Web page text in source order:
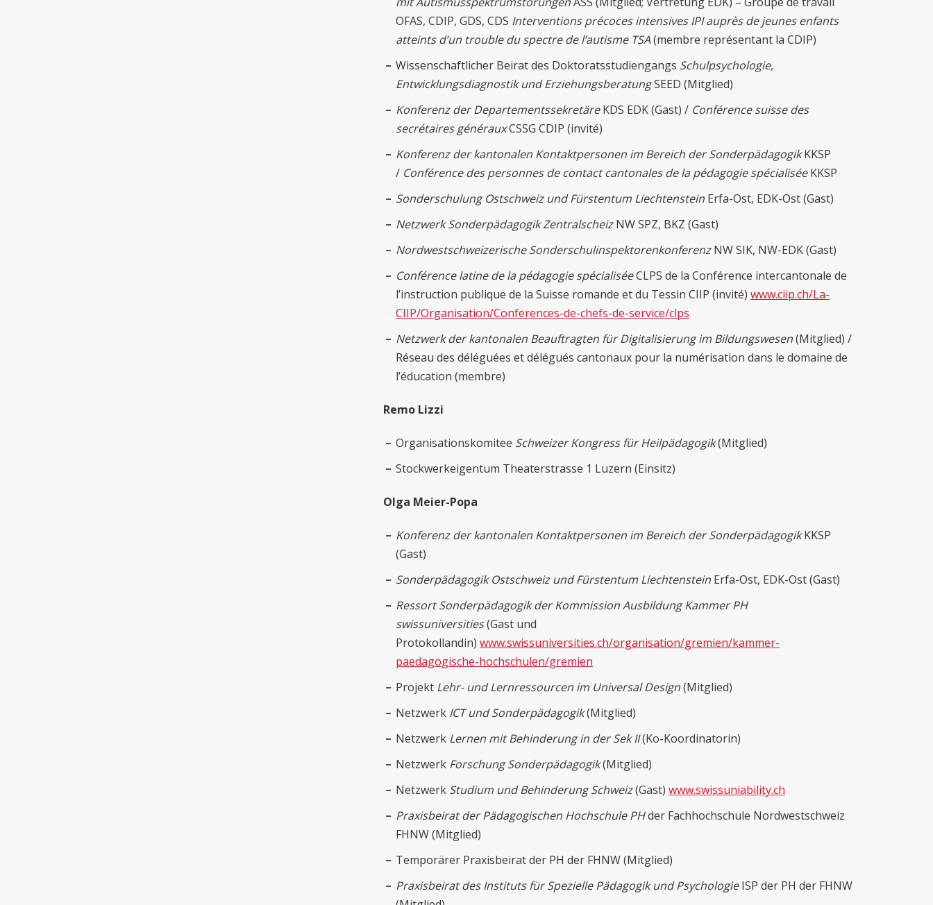
OFAS, CDIP, GDS, CDS Interventions précoces intensives IPI auprès de jeunes enfants
atteints d’un trouble du spectre de l’autisme TSA(membre représentant la CDIP)
Wissenschaftlicher Beirat des Doktoratsstudiengangs Schulpsychologie,
Entwicklungsdiagnostik und ErziehungsberatungSEED (Mitglied)
Konferenz der DepartementssekretäreKDS EDK (Gast) / Conférence suisse des
secrétaires générauxCSSG CDIP (invité)
Konferenz der kantonalen Kontaktpersonen im Bereich der SonderpädagogikKKSP
/ Conférence des personnes de contact cantonales de la pédagogie spécialiséeKKSP
Sonderschulung Ostschweiz und Fürstentum Liechtenstein Erfa-Ost, EDK-Ost (Gast)
Netzwerk Sonderpädagogik ZentralscheizNW SPZ, BKZ (Gast)
Nordwestschweizerische SonderschulinspektorenkonferenzNW SIK, NW-EDK (Gast)
Conférence latine de la pédagogie spécialiséeCLPS de la Conférence intercantonale de
l’instruction publique de la Suisse romande et du Tessin CIIP (invité) www.ciip.ch/La-
CIIP/Organisation/Conferences-de-chefs-de-service/clps
Netzwerk der kantonalen Beauftragten für Digitalisierung im Bildungswesen(Mitglied) /
Réseau des déléguées et délégués cantonaux pour la numérisation dans le domaine de
l’éducation (membre)
Remo Lizzi
Organisationskomitee Schweizer Kongress für Heilpädagogik(Mitglied)
Stockwerkeigentum Theaterstrasse 1 Luzern (Einsitz)
Olga Meier-Popa
Konferenz der kantonalen Kontaktpersonen im Bereich der SonderpädagogikKKSP
(Gast)
Sonderpädagogik Ostschweiz und Fürstentum Liechtenstein Erfa-Ost, EDK-Ost (Gast)
Ressort Sonderpädagogik der Kommission Ausbildung Kammer PH
swissuniversities(Gast und
Protokollandin) www.swissuniversities.ch/organisation/gremien/kammer-
paedagogische-hochschulen/gremien
Projekt Lehr- und Lernressourcen im Universal Design(Mitglied)
Netzwerk ICT und Sonderpädagogik(Mitglied)
Netzwerk Lernen mit Behinderung in der Sek II(Ko-Koordinatorin)
Netzwerk Forschung Sonderpädagogik(Mitglied)
Netzwerk Studium und Behinderung Schweiz(Gast) www.swissuniability.ch
Praxisbeirat der Pädagogischen Hochschule PHder Fachhochschule Nordwestschweiz
FHNW (Mitglied)
Temporärer Praxisbeirat der PH der FHNW (Mitglied)
Praxisbeirat des Instituts für Spezielle Pädagogik und PsychologieISP der PH der FHNW